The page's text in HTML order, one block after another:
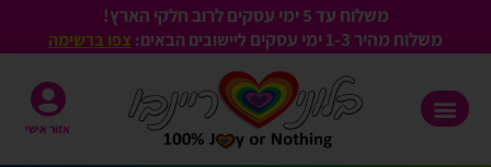
משלוח עד 5 ימי עסקים לרוב חלקי הארץ!
משלוח מהיר 1-3
ימי עסקים ליישובים הבאים: צפו ברשימה
אזור אישי